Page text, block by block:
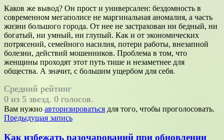
Каков же вывод? Он прост и универсален: бездомность в
современном мегаполисе не маргинальная аномалия, а часть
жизни большого города. От нее не застрахован ни бедный, ни
богатый, ни умный, ни глупый. Как и от экономических
потрясений, семейного насилия, потери работы, внезапной
болезни, действий мошенников. Проблема в том, что
женщины проходят этот путь тише и незаметнее для
общества. А значит, с большим ущербом для себя.
Средний рейтинг
0 из 5 звезд. 0 голосов.
Вам нужно авторизироваться для того, чтобы проголосовать.
Навигация
по
Предыдущая запись
Как избежать разочарований при обновлении